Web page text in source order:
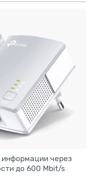
через
до 600 Mbit/s